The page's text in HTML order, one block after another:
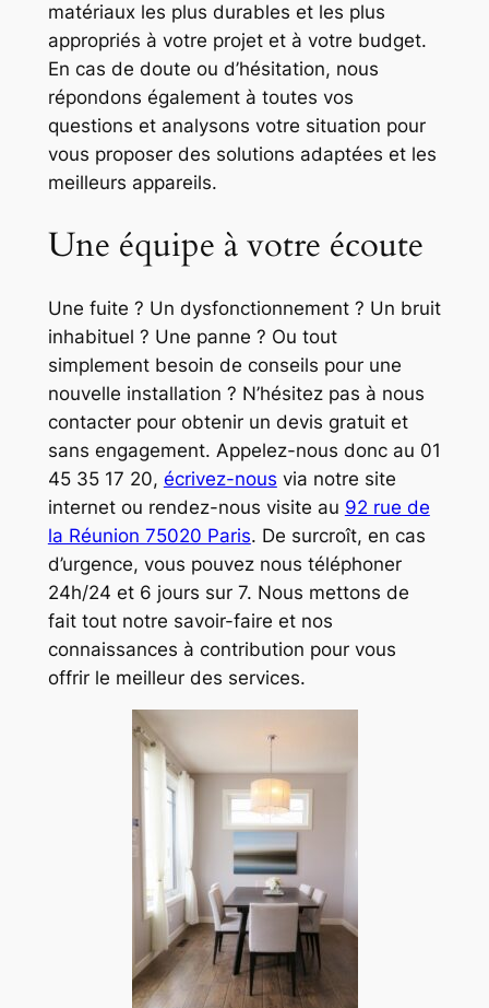
matériaux les plus durables et les plus
appropriés à votre projet et à votre budget.
En cas de doute ou d’hésitation, nous
répondons également à toutes vos
questions et analysons votre situation pour
vous proposer des solutions adaptées et les
meilleurs appareils.
Une équipe à votre écoute
Une fuite ? Un dysfonctionnement ? Un bruit
inhabituel ? Une panne ? Ou tout
simplement besoin de conseils pour une
nouvelle installation ? N’hésitez pas à nous
contacter pour obtenir un devis gratuit et
sans engagement. Appelez-nous donc au 01
45 35 17 20, écrivez-nous via notre site
internet ou rendez-nous visite au 92 rue de
la Réunion 75020 Paris. De surcroît, en cas
d’urgence, vous pouvez nous téléphoner
24h/24 et 6 jours sur 7. Nous mettons de
fait tout notre savoir-faire et nos
connaissances à contribution pour vous
offrir le meilleur des services.